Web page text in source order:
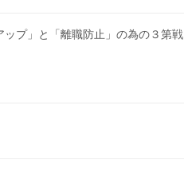
ップ」と「離職防止」の為の３第戦